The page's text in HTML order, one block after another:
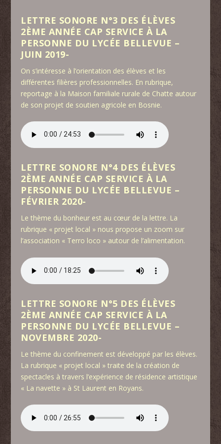
LETTRE SONORE N°3 DES ÉLÈVES
2ÈME ANNÉE CAP SERVICE À LA
PERSONNE DU LYCÉE BELLEVUE –
JUIN 2019-
On s’intéresse à l’orientation des élèves et les
différentes filières professionnelles. En rubrique,
reportage à la Maison familiale rurale de Chatte autour
de son projet de soutien agricole en Bosnie.
LETTRE SONORE N°4 DES ÉLÈVES
2ÈME ANNÉE CAP SERVICE À LA
PERSONNE DU LYCÉE BELLEVUE –
FÉVRIER 2020-
Le thème du bonheur est au cœur de la lettre. La
rubrique « projet local » nous propose un zoom sur
l’association « Terro loco » autour de l’alimentation.
LETTRE SONORE N°5 DES ÉLÈVES
2ÈME ANNÉE CAP SERVICE À LA
PERSONNE DU LYCÉE BELLEVUE –
NOVEMBRE 2020-
Le thème du confinement est développé par les élèves.
La rubrique « projet local » traite de la création de
spectacles à travers l’expérience de résidence artistique
« La navette » à St Laurent en Royans.